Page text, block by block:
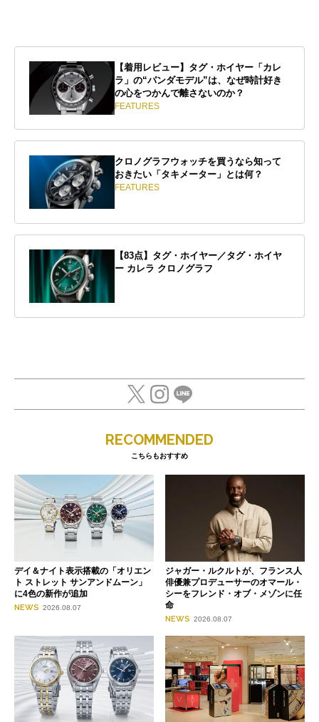
【着用レビュー】タグ・ホイヤー「カレ
ラ」の“パンダモデル”は、なぜ時計好き
の心をつかんで離さないのか？
FEATURES
クロノグラフウォッチを買うなら知って
おきたい「タキメーター」とは何？
FEATURES
【83点】タグ・ホイヤー／タグ・ホイヤ
ー カレラ クロノグラフ
RECOMMENDED
こちらもおすすめ
デイ＆ナイト表示搭載の「オリエン
ト ストレット サンアンドムーン」
に4色の新作が追加
NEWS 2026.08.07
ジャガー・ルクルトが、フランス人
俳優兼プロデューサーのオマール・
シーをフレンド・オブ・メゾンに任
命
NEWS 2026.08.07